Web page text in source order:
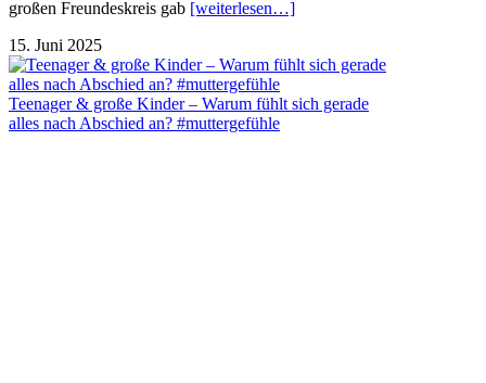
großen Freundeskreis gab [weiterlesen…]
15. Juni 2025
Teenager & große Kinder – Warum fühlt sich gerade
alles nach Abschied an? #muttergefühle